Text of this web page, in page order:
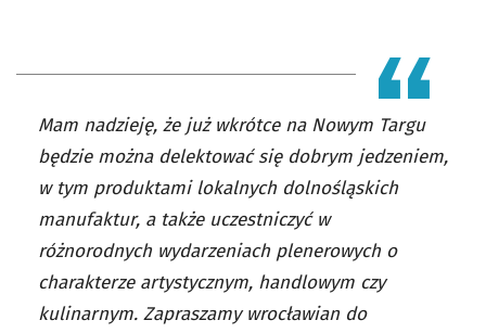
Mam nadzieję, że już wkrótce na Nowym Targu
będzie można delektować się dobrym jedzeniem,
w tym produktami lokalnych dolnośląskich
manufaktur, a także uczestniczyć w
różnorodnych wydarzeniach plenerowych o
charakterze artystycznym, handlowym czy
kulinarnym. Zapraszamy wrocławian do